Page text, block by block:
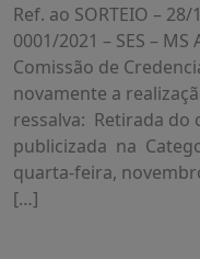
Ref. ao SORTEIO –
0001/2021 – SES –
Comissão de
novamente a
ressalva: Retirada
publicizada na
quarta-feira,
[…]